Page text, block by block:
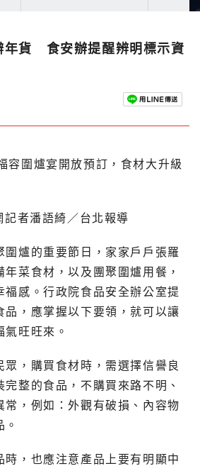
年貨 食安辦提醒辨明標示資
者潘語綺／台北報導
圍爐的重要節日，家家戶戶張羅
菜食材，以及團聚圍爐用餐，
福感。行政院食品安全辦公室提
品，應掌握以下要領，就可以讓
氣旺旺來。
眾，購買食材時，需選擇信譽良
整的食品，不購買來路不明、
常，例如：外觀有破損、內容物
時，也應注意產品上要有明顯中